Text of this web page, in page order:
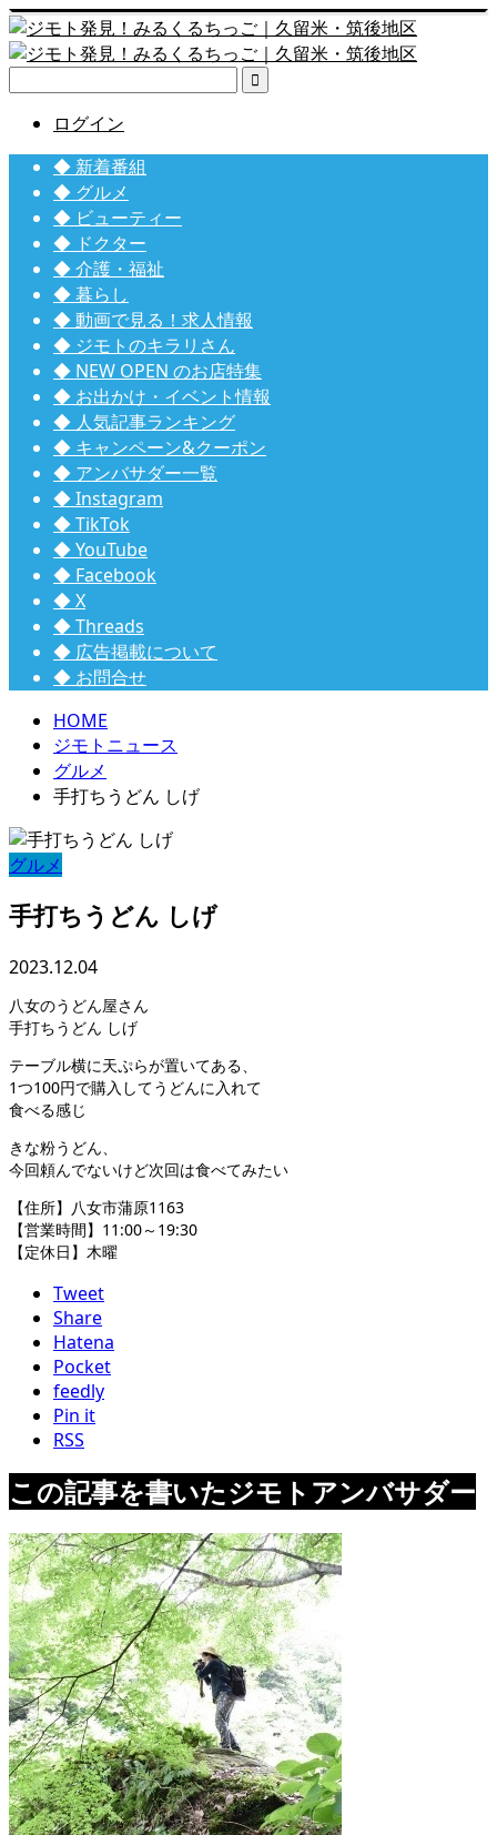

ログイン
◆ 新着番組
◆ グルメ
◆ ビューティー
◆ ドクター
◆ 介護・福祉
◆ 暮らし
◆ 動画で見る！求人情報
◆ ジモトのキラリさん
◆ NEW OPEN のお店特集
◆ お出かけ・イベント情報
◆ 人気記事ランキング
◆ キャンペーン&クーポン
◆ アンバサダー一覧
◆ Instagram
◆ TikTok
◆ YouTube
◆ Facebook
◆ X
◆ Threads
◆ 広告掲載について
◆ お問合せ
HOME
ジモトニュース
グルメ
手打ちうどん しげ
グルメ
手打ちうどん しげ
2023.12.04
八女のうどん屋さん
手打ちうどん しげ
テーブル横に天ぷらが置いてある、
1つ100円で購入してうどんに入れて
食べる感じ
きな粉うどん、
今回頼んでないけど次回は食べてみたい
【住所】八女市蒲原1163
【営業時間】11:00～19:30
【定休日】木曜
Tweet
Share
Hatena
Pocket
feedly
Pin it
RSS
この記事を書いたジモトアンバサダー